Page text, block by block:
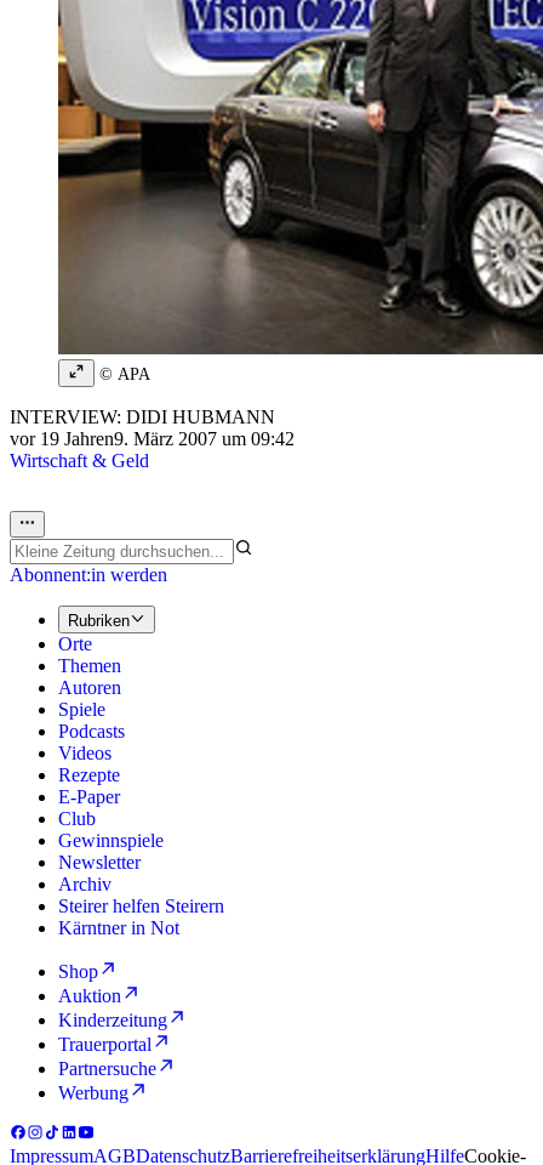
© APA
INTERVIEW: DIDI HUBMANN
vor 19 Jahren9. März 2007 um 09:42
Wirtschaft & Geld
Abonnent:in werden
Rubriken
Orte
Themen
Autoren
Spiele
Podcasts
Videos
Rezepte
E-Paper
Club
Gewinnspiele
Newsletter
Archiv
Steirer helfen Steirern
Kärntner in Not
Shop
Auktion
Kinderzeitung
Trauerportal
Partnersuche
Werbung
ImpressumAGBDatenschutzBarrierefreiheitserklärungHilfeCookie-